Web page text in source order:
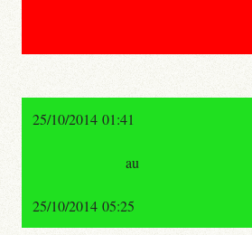
25/10/2014 01:41
au
25/10/2014 05:25